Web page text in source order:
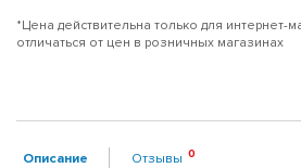
*Цена действительна только для интернет-
отличаться от цен в розничных магазинах
Описание Отзывы